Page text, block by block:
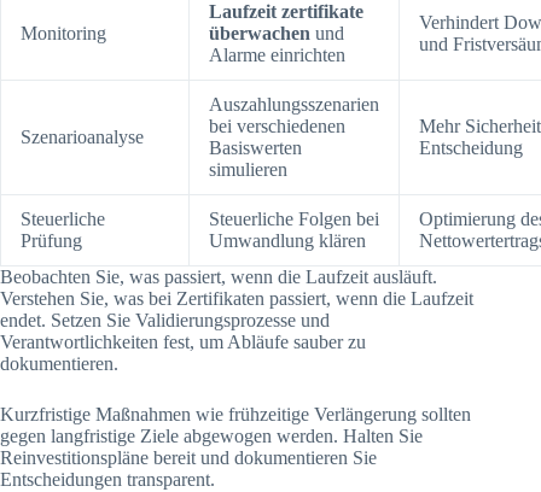
Monitoring
Laufzeit zertifikate
überwachen und
Alarme einrichten
Verhindert
und
Szenarioanalyse
Auszahlungsszenarien
bei verschiedenen
Basiswerten
simulieren
Mehr
Entscheidung
Steuerliche
Prüfung
Steuerliche Folgen bei
Umwandlung klären
Optimierung
Beobachten Sie, was passiert, wenn die Laufzeit ausläuft.
Verstehen Sie, was bei Zertifikaten passiert, wenn die Laufzeit
endet. Setzen Sie Validierungsprozesse und
Verantwortlichkeiten fest, um Abläufe sauber zu
dokumentieren.
Kurzfristige Maßnahmen wie frühzeitige Verlängerung sollten
gegen langfristige Ziele abgewogen werden. Halten Sie
Reinvestitionspläne bereit und dokumentieren Sie
Entscheidungen transparent.